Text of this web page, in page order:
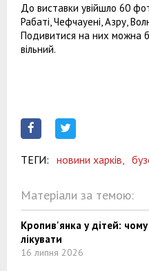
До виставки увійшло 60
Рабаті, Чефчауені, Азру,
Подивитися на них можна
вільний.
ТЕГИ: новини харків,
Матеріали за темою:
Кропив'янка у дітей:
лікувати
16 липня 2026